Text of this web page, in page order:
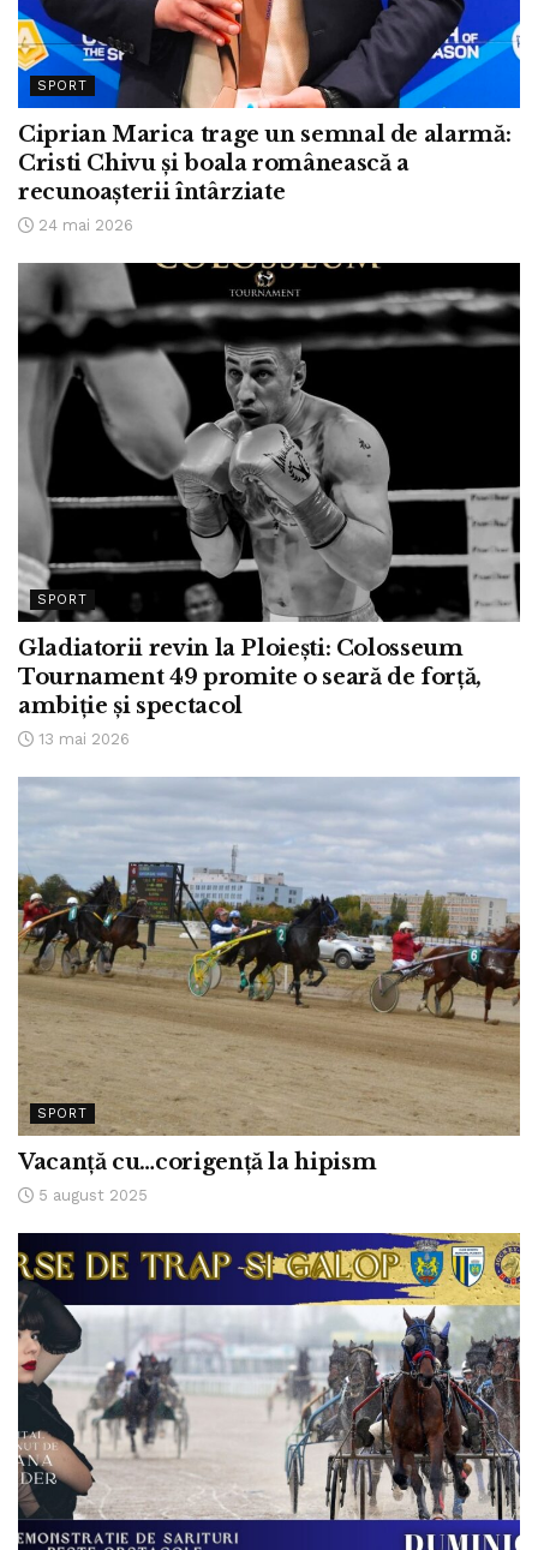
SPORT
Ciprian Marica trage un semnal de alarmă:
Cristi Chivu și boala românească a
recunoașterii întârziate
24 mai 2026
SPORT
Gladiatorii revin la Ploiești: Colosseum
Tournament 49 promite o seară de forță,
ambiție și spectacol
13 mai 2026
SPORT
Vacanță cu…corigență la hipism
5 august 2025